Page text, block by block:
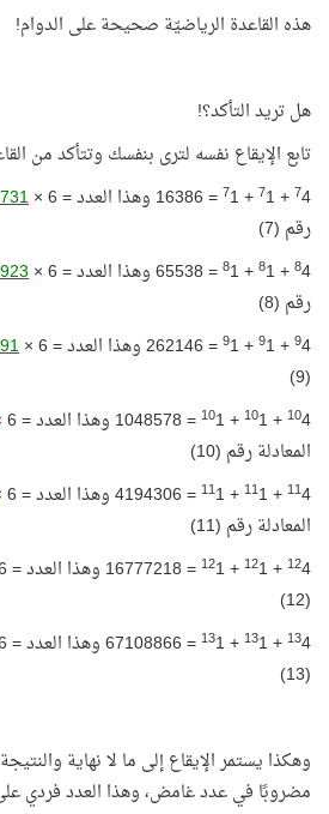
هذه القاعدة الرياضيّة صحيحة على الدوام!
هل تريد التأكد؟!
تابع الإيقاع نفسه لترى بنفسك وتتأكد من
74 +
71 +
71 = 16386 وهذا العدد = 6 ×
رقم (7)
84 +
81 +
81 = 65538 وهذا العدد = 6 ×
رقم (8)
94 +
91 +
91 = 262146 وهذا العدد = 6 ×
(9)
104 +
101 +
101 = 1048578 وهذا العدد = 6 ×
المعادلة رقم (10)
114 +
111 +
111 = 4194306 وهذا العدد = 6 ×
المعادلة رقم (11)
124 +
121 +
121 = 16777218 وهذا العدد = 6 ×
(12)
134 +
131 +
131 = 67108866 وهذا العدد = 6 ×
(13)
مضروبًا في عدد غامض، وهذا العدد فردي